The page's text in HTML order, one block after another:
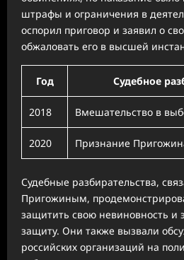
штрафы и ограничения в
оспорил приговор и заявил о
обжаловать его в высшей
Год Судебное
2018 Вмешательство в
2020 Признание
Судебные разбирательства,
Пригожиным,
защитить свою невиновность и
защиту. Они также вызвали
российских организаций на